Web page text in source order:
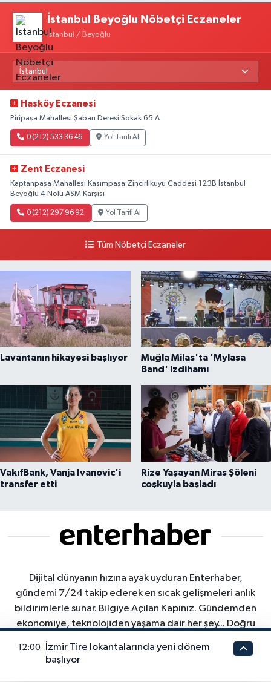
İstanbul Beyoğlu Nöbetçi Eczaneler
İstanbul / Beyoğlu
Hasköy Eczanesi
Piripaşa Mahallesi Şaban Deresi Sokak 65 A
0 (212) 533 36 46 Yol Tarifi Al
Zent Eczanesi
Kaptanpaşa Mahallesi Kasımpaşa Zincirlikuyu Caddesi 123B İstanbul
Beyoğlu 4 Nolu ASM Karşısı
0 (212) 297 96 92 Yol Tarifi Al
Tüm Nöbetçi Eczaneler
Lavantanın hikayesi başlıyor
Muğla Milas'ta 'Mylasa
Band' izdihamı
VakıfBank, Vanja Ivanovic'i
transfer etti
Rize Yaşayan Miras Şöleni
coşkuyla başladı
Dijital dünyanın hızına ayak uyduran Enterhaber,
gündemi 7/24 takip ederek en sıcak gelişmeleri anlık
bildirimlerle sunar. Bilgiye Açılan Kapınız. Gündemden
ekonomiye, teknolojiden yaşama dair her şey... Doğru
"Gündemi kaçırmamak için bizi sosyal medyada takip
12:00
İzmir Tire lokantalarında yeni dönem
başlıyor